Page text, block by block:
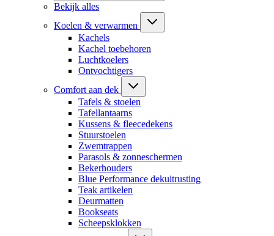
Bekijk alles
Koelen & verwarmen
Kachels
Kachel toebehoren
Luchtkoelers
Ontvochtigers
Comfort aan dek
Tafels & stoelen
Tafellantaarns
Kussens & fleecedekens
Stuurstoelen
Zwemtrappen
Parasols & zonneschermen
Bekerhouders
Blue Performance dekuitrusting
Teak artikelen
Deurmatten
Bookseats
Scheepsklokken